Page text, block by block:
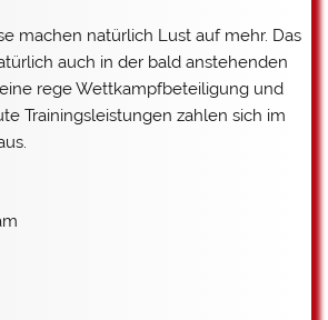
machen natürlich Lust auf mehr. Das
auch in der bald anstehenden
rege Wettkampfbeteiligung und
Trainingsleistungen zahlen sich im